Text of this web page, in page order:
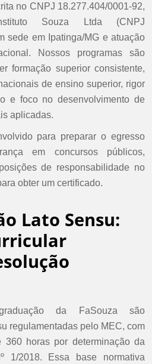
no CNPJ 18.277.404/0001-92,
Souza Ltda (CNPJ
sede em Ipatinga/MG e atuação
Nossos programas são
formação superior consistente,
de ensino superior, rigor
e foco no desenvolvimento de
aplicadas.
para preparar o egresso
em concursos públicos,
de responsabilidade no
obter um certificado.
Lato Sensu:
da FaSouza são
regulamentadas pelo MEC, com
360 horas por determinação da
1/2018. Essa base normativa